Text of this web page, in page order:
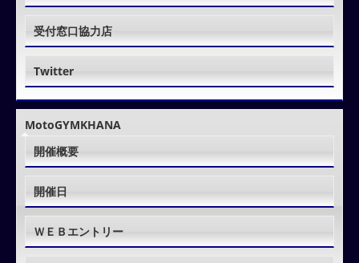
受付窓口協力店
Twitter
MotoGYMKHANA
開催概要
開催日
ＷＥＢエントリー